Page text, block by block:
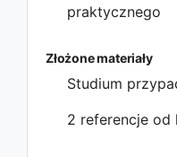
praktycznego
Złożone materiały
Studium
2 referencje od